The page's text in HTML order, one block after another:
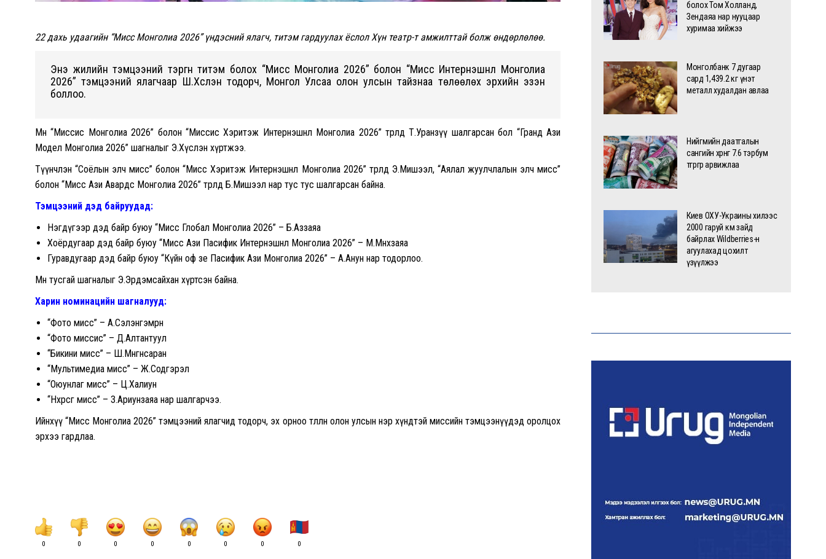
22 дахь удаагийн “Мисс Монголиа 2026” үндэсний ялагч, титэм гардуулах ёслол Хүн театр-т амжилттай болж өндөрлөлөө.
Энэ жилийн тэмцээний тэргүүн титэм болох “Мисс Монголиа 2026” болон “Мисс Интернэшнл Монголиа
2026” тэмцээний ялагчаар Ш.Хүслэн тодорч, Монгол Улсаа олон улсын тайзнаа төлөөлөх эрхийн эзэн
боллоо.
Мөн “Миссис Монголиа 2026” болон “Миссис Хэритэж Интернэшнл Монголиа 2026” төрөлд Т.Уранзүү шалгарсан бол “Гранд Ази
Модел Монголиа 2026” шагналыг Э.Хүслэн хүртжээ.
Түүнчлэн “Соёлын элч мисс” болон “Мисс Хэритэж Интернэшнл Монголиа 2026” төрөлд Э.Мишээл, “Аялал жуулчлалын элч мисс”
болон “Мисс Ази Авардс Монголиа 2026” төрөлд Б.Мишээл нар тус тус шалгарсан байна.
Тэмцээний дэд байруудад:
Нэгдүгээр дэд байр буюу “Мисс Глобал Монголиа 2026” – Б.Аззаяа
Хоёрдугаар дэд байр буюу “Мисс Ази Пасифик Интернэшнл Монголиа 2026” – М.Мөнхзаяа
Гуравдугаар дэд байр буюу “Күйн оф зе Пасифик Ази Монголиа 2026” – А.Анун нар тодорлоо.
Мөн тусгай шагналыг Э.Эрдэмсайхан хүртсэн байна.
Харин номинацийн шагналууд:
“Фото мисс” – А.Сэлэнгэмөрөн
“Фото миссис” – Д.Алтантуул
“Бикини мисс” – Ш.Мөнгөнсаран
“Мультимедиа мисс” – Ж.Содгэрэл
“Оюунлаг мисс” – Ц.Халиун
“Нөхөрсөг мисс” – З.Ариунзаяа нар шалгарчээ.
Ийнхүү “Мисс Монголиа 2026” тэмцээний ялагчид тодорч, эх орноо төлөөлөн олон улсын нэр хүндтэй миссийн тэмцээнүүдэд оролцох
эрхээ гардлаа.
0 0 0 0 0 0 0 0
болох Том Холланд,
Зендаяа нар нууцаар
хуримаа хийжээ
Монголбанк 7 дугаар
сард 1,439.2 кг үнэт
металл худалдан авлаа
Нийгмийн даатгалын
сангийн хөрөнгө 7.6 тэрбум
төгрөгөөр арвижлаа
Киев ОХУ-Украины хилээс
2000 гаруй км зайд
байрлах Wildberries-н
агуулахад цохилт
үзүүлжээ
шүүхэд шилжүүлжээ
Шатахууны нийлүүлэлт